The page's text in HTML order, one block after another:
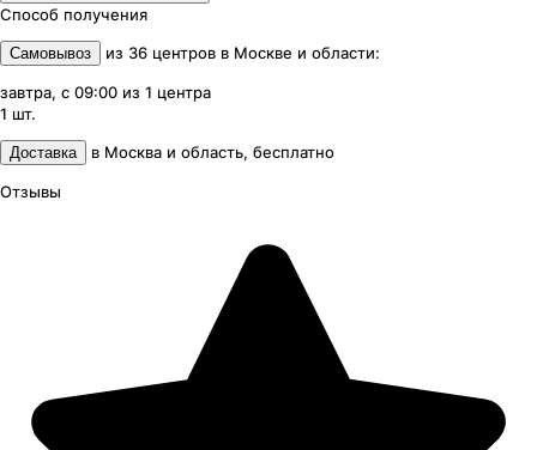
Способ получения
Самовывоз из 36 центров в Москве и области:
завтра, с 09:00 из 1 центра
1 шт.
Доставка в Москва и область, бесплатно
Отзывы